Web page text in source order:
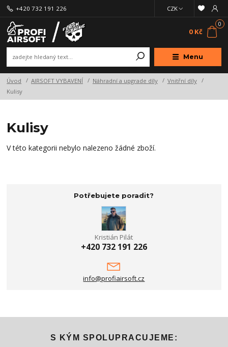
Menu
CZK
+420 732 191 226
0
0 Kč
Úvod AIRSOFT VYBAVENÍ Náhradní a upgrade díly
Vnitřní díly
Kulisy
Kulisy
V této kategorii nebylo nalezeno žádné zboží.
Potřebujete poradit?
Kristián Pilát
+420 732 191 226
info@profiairsoft.cz
S KÝM SPOLUPRACUJEME: